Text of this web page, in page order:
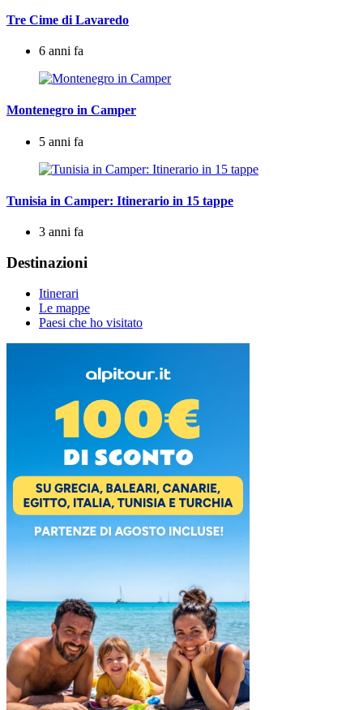
Tre Cime di Lavaredo
6 anni fa
Montenegro in Camper
5 anni fa
Tunisia in Camper: Itinerario in 15 tappe
3 anni fa
Destinazioni
Itinerari
Le mappe
Paesi che ho visitato